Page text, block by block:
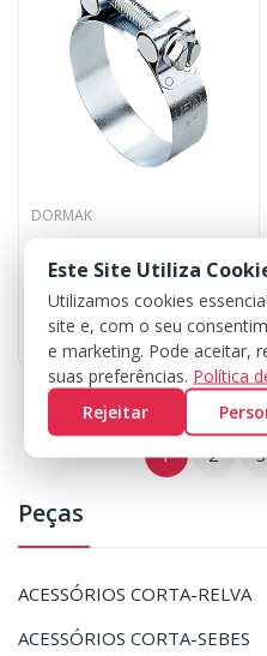
Peças
ACESSÓRIOS CORTA-RELVA
ACESSÓRIOS CORTA-SEBES
DORMAK
1,64 €
1 2 3
Este Site Utiliza
Utilizamos cookies
site e, com o seu
e marketing. Pode aceitar,
suas preferências. Política
Rejeitar